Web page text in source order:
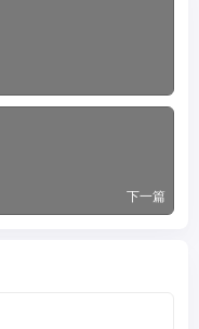
下一篇